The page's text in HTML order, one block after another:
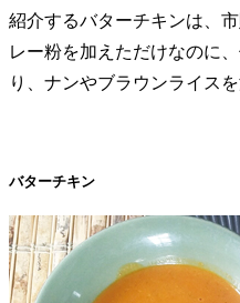
紹介するバターチキンは、
レー粉を加えただけなのに
り、ナンやブラウンライス
バターチキン